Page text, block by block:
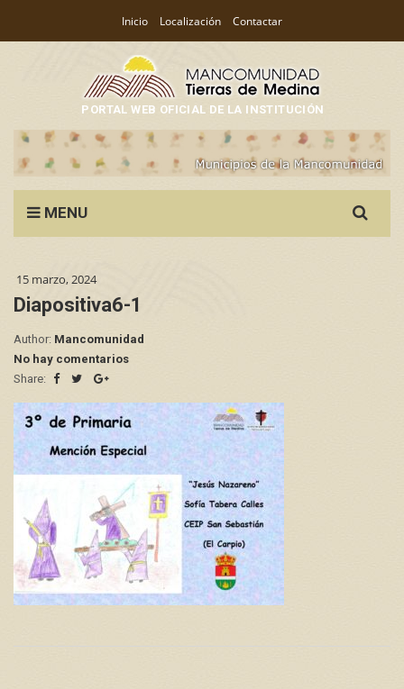
Inicio Localización Contactar
PORTAL WEB OFICIAL DE LA INSTITUCIÓN
MENU
for:
15 marzo, 2024
Diapositiva6-1
Author: Mancomunidad
No hay comentarios
Share: